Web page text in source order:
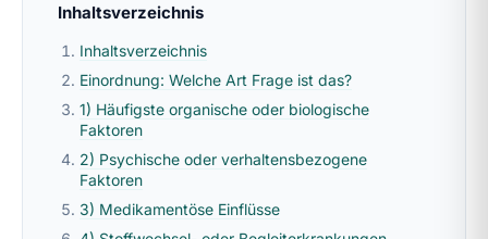
Inhaltsverzeichnis
Inhaltsverzeichnis
Einordnung: Welche Art Frage ist das?
1) Häufigste organische oder biologische
Faktoren
2) Psychische oder verhaltensbezogene
Faktoren
3) Medikamentöse Einflüsse